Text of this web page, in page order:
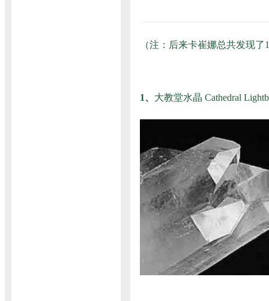
（注：后来卡崔娜总共发现
1、 大教堂水晶 Cathedral